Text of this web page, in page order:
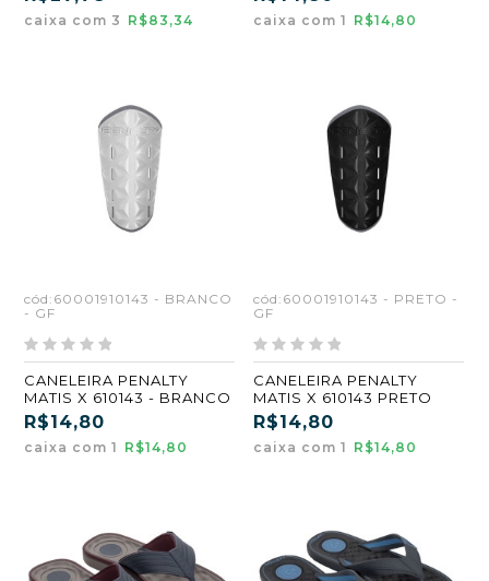
caixa com 3 R$83,34 caixa com 1 R$14,80
cód:60001910143 - BRANCO
- GF
CANELEIRA PENALTY
MATIS X 610143 - BRANCO
R$14,80
caixa com 1 R$14,80
cód:60001910143 - PRETO -
GF
CANELEIRA PENALTY
MATIS X 610143 PRETO
R$14,80
caixa com 1 R$14,80